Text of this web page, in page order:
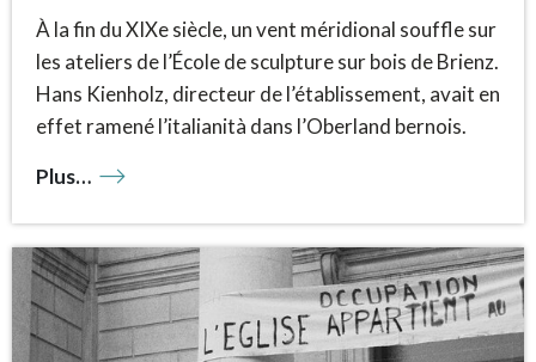
À la fin du XIXe siècle, un vent méridional souffle sur
les ateliers de l’École de sculpture sur bois de Brienz.
Hans Kienholz, directeur de l’établissement, avait en
effet ramené l’italianità dans l’Oberland bernois.
Plus…